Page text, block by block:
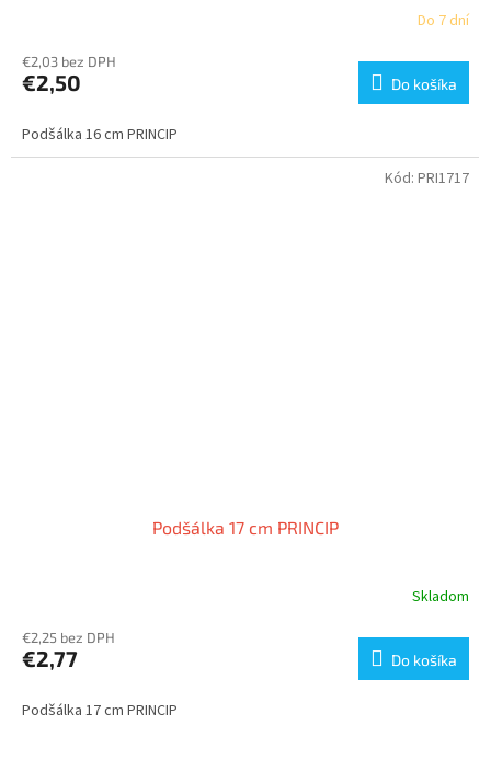
Do 7 dní
€2,03 bez DPH
€2,50 Do košíka
Podšálka 16 cm PRINCIP
Podšálka 17 cm PRINCIP
Skladom
€2,25 bez DPH
€2,77 Do košíka
Podšálka 17 cm PRINCIP
Kód: PRI1717